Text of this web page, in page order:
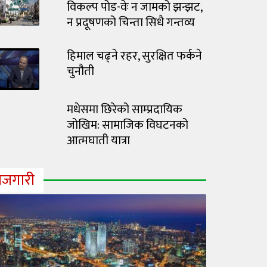
विकल्प पोड-वेः न जामको झन्झट,
न प्रदूषणको चिन्ता सिधै गन्तव्य
हिमाल चढ्ने रहर, सुरक्षित फर्कने
चुनौती
मधेसमा छिरेको साम्प्रदायिक
जोखिम: सामाजिक विघटनको
आत्मघाती यात्रा